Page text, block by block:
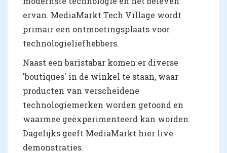
ervan. MediaMarkt Tech Village wordt
primair een ontmoetingsplaats voor
technologieliefhebbers.
Naast een baristabar komen er diverse
'boutiques' in de winkel te staan, waar
producten van verscheidene
technologiemerken worden getoond en
waarmee geëxperimenteerd kan worden.
Dagelijks geeft MediaMarkt hier live
demonstraties.